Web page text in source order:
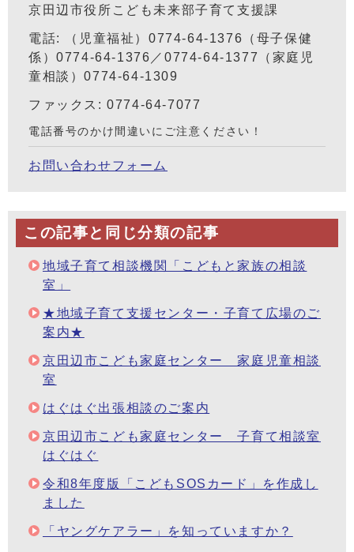
京田辺市役所こども未来部子育て支援課
電話: （児童福祉）0774-64-1376（母子保健
係）0774-64-1376／0774-64-1377（家庭児
童相談）0774-64-1309
ファックス: 0774-64-7077
電話番号のかけ間違いにご注意ください！
お問い合わせフォーム
この記事と同じ分類の記事
地域子育て相談機関「こどもと家族の相談
室」
★地域子育て支援センター・子育て広場のご
案内★
京田辺市こども家庭センター 家庭児童相談
室
はぐはぐ出張相談のご案内
京田辺市こども家庭センター 子育て相談室
はぐはぐ
令和8年度版「こどもSOSカード」を作成し
ました
「ヤングケアラー」を知っていますか？